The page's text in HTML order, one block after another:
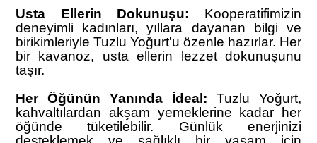
Usta Ellerin Dokunuşu: Kooperatifimizin
deneyimli kadınları, yıllara dayanan bilgi ve
birikimleriyle Tuzlu Yoğurt'u özenle hazırlar. Her
bir kavanoz, usta ellerin lezzet dokunuşunu
taşır.
Her Öğünün Yanında İdeal: Tuzlu Yoğurt,
kahvaltılardan akşam yemeklerine kadar her
öğünde tüketilebilir. Günlük enerjinizi